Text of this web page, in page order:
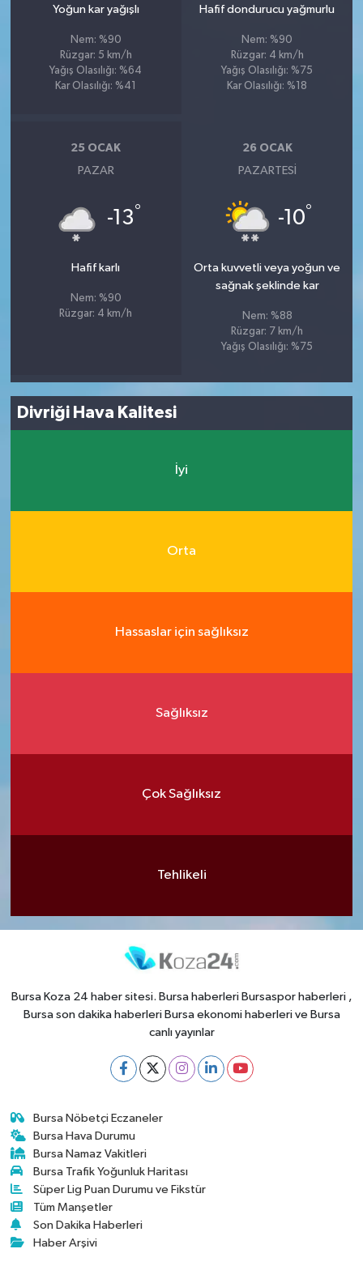
Yoğun kar yağışlı
Nem: %90
Rüzgar: 5 km/h
Yağış Olasılığı: %64
Kar Olasılığı: %41
Hafif dondurucu yağmurlu
Nem: %90
Rüzgar: 4 km/h
Yağış Olasılığı: %75
Kar Olasılığı: %18
25 OCAK
PAZAR
-13°
Hafif karlı
Nem: %90
Rüzgar: 4 km/h
26 OCAK
PAZARTESI
-10°
Orta kuvvetli veya yoğun ve
sağnak şeklinde kar
Nem: %88
Rüzgar: 7 km/h
Yağış Olasılığı: %75
Divriği Hava Kalitesi
İyi
Orta
Hassaslar için sağlıksız
Sağlıksız
Çok Sağlıksız
Tehlikeli
Bursa Koza 24 haber sitesi. Bursa haberleri Bursaspor haberleri ,
Bursa son dakika haberleri Bursa ekonomi haberleri ve Bursa
canlı yayınlar
Bursa Nöbetçi Eczaneler
Bursa Hava Durumu
Bursa Namaz Vakitleri
Bursa Trafik Yoğunluk Haritası
Süper Lig Puan Durumu ve Fikstür
Tüm Manşetler
Son Dakika Haberleri
Haber Arşivi